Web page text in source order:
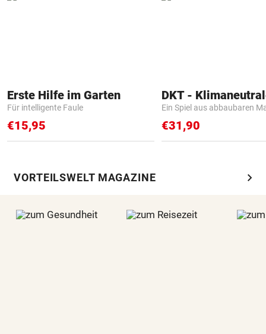
Erste Hilfe im Garten
Für intelligente Faule
€15,95
Ein Spiel aus abbaubaren
€31,90
VORTEILSWELT MAGAZINE chevron_right